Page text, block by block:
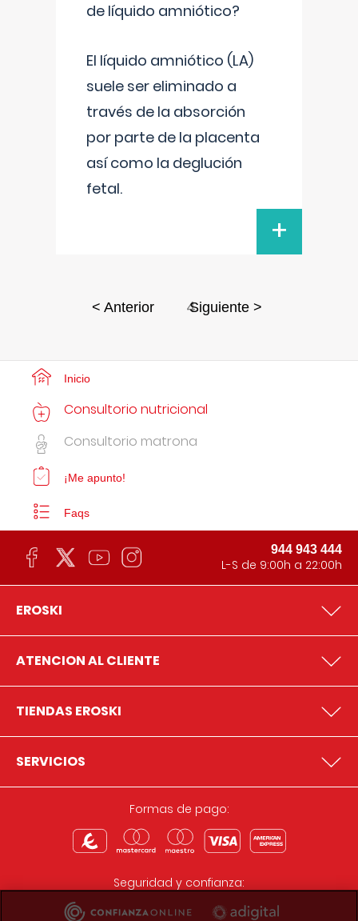
de líquido amniótico?
El líquido amniótico (LA)
suele ser eliminado a
través de la absorción
por parte de la placenta
así como la deglución
fetal.
+
< Anterior 4
Siguiente >
Inicio
Consultorio nutricional
Consultorio matrona
¡Me apunto!
Faqs
944 943 444
L-S de 9:00h a 22:00h
EROSKI
ATENCION AL CLIENTE
TIENDAS EROSKI
SERVICIOS
Formas de pago:
Seguridad y confianza: